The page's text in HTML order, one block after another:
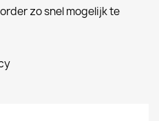
zo snel mogelijk te